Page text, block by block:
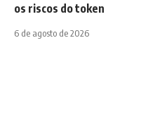
os riscos do token
6 de agosto de 2026